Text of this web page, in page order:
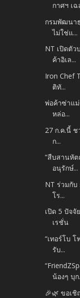
กาศฯ เฉ
กรมพัฒนา
ไม่ใช่แ...
NT เปิดตัว
ค้าอิเล...
Iron Chef
ติทั...
พ่อค้าซ่าแ
หล่อ...
27 ก.ค.นี้
ก...
“สืบสานหั
อนุรักษ์...
NT ร่วมกับ
โร...
เปิด 5 ปัจจั
เรชั่น
“เทอร์โบ
รับ...
น้องๆ บุก
🎉🌿 ขอเชิ